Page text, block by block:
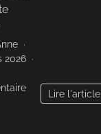
Français
2026
sur
Voyages
Lire l'article